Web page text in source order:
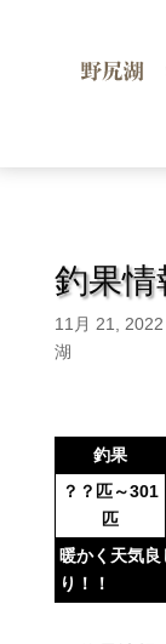
釣果
11月 21, 2022
湖
釣果
？？匹～301
匹
暖かく天気
り！！